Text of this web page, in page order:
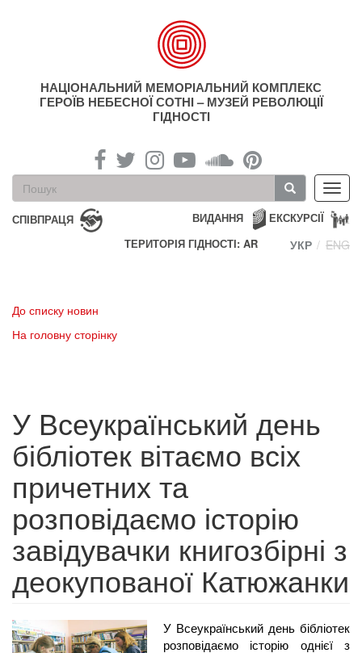
НАЦІОНАЛЬНИЙ МЕМОРІАЛЬНИЙ КОМПЛЕКС
ГЕРОЇВ НЕБЕСНОЇ СОТНІ – МУЗЕЙ РЕВОЛЮЦІЇ
ГІДНОСТІ
Пошукова
форма
Пошук
СПІВПРАЦЯ ЕКСКУРСІЇ
ВИДАННЯ
ТЕРИТОРІЯ ГІДНОСТІ: AR
УКР ENG
До списку новин
На головну сторінку
У Всеукраїнський день
бібліотек вітаємо всіх
причетних та
розповідаємо історію
завідувачки книгозбірні з
деокупованої Катюжанки
У Всеукраїнський день бібліотек
розповідаємо історію однієї з